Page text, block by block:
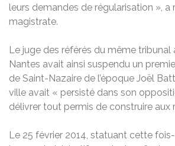
leurs demandes de régularisation », a
magistrate.
Le juge des référés du même
Nantes avait ainsi suspendu un
de Saint-Nazaire de l’époque Joël
ville avait « persisté dans son
délivrer tout permis de construire aux
Le 25 février 2014, statuant cette